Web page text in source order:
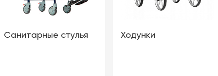
Санитарные стулья Ходунки